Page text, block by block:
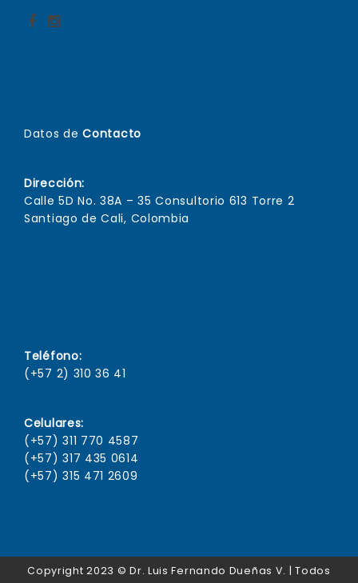
Datos deContacto
Dirección:
Calle 5D No. 38A – 35 Consultorio 613 Torre 2
Santiago de Cali, Colombia
Teléfono:
(+57 2) 310 36 41
Celulares:
(+57) 311 770 4587
(+57) 317 435 0614
(+57) 315 471 2609
Copyright 2023 © Dr. Luis Fernando Dueñas V. | Todos